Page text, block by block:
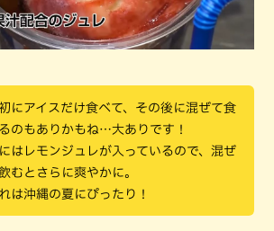
にアイスだけ食べて、その後に混ぜて食
のもありかもね…大ありです！
はレモンジュレが入っているので、混ぜ
むとさらに爽やかに。
は沖縄の夏にぴったり！